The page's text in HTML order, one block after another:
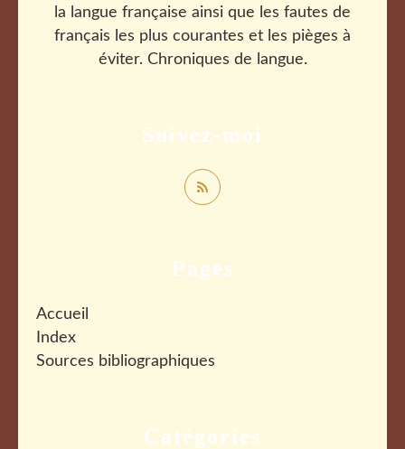
Catégories
Pages
Accueil
Index
Sources bibliographiques
Suivez-moi
la langue française ainsi que les fautes de
français les plus courantes et les pièges à
éviter. Chroniques de langue.